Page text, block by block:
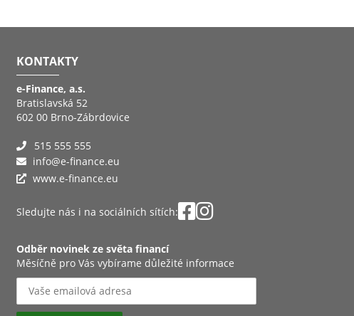
KONTAKTY
e-Finance, a.s.
Bratislavská 52
602 00 Brno-Zábrdovice
515 555 555
info@e-finance.eu
www.e-finance.eu
Sledujte nás i na sociálních sítích:
Odběr novinek ze světa financí
Měsíčně pro Vás vybírame důležité informace